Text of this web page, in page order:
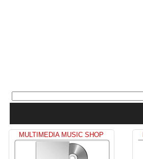
MULTIMEDIA MUSIC SHOP